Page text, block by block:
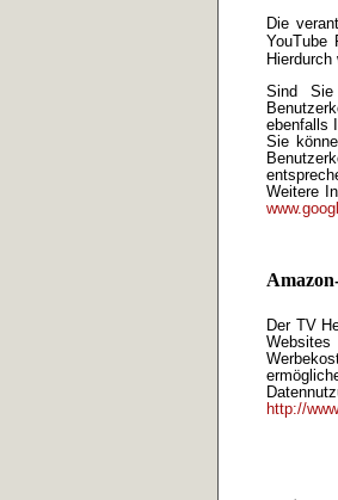
Die
YouTube
Sind Sie
ebenfalls
Sie
Weitere
Der TV
http://